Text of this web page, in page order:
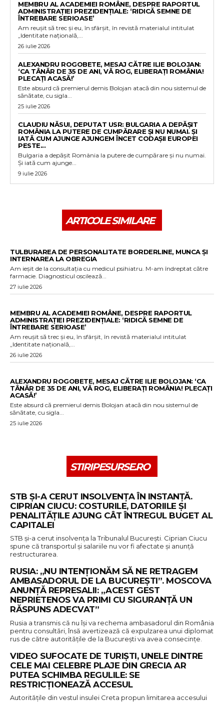
MEMBRU AL ACADEMIEI ROMÂNE, DESPRE RAPORTUL
ADMINISTRAȚIEI PREZIDENȚIALE: ‘RIDICĂ SEMNE DE
ÎNTREBARE SERIOASE’
Am reușit să trec și eu, în sfârșit, în revistă materialul intitulat
„Identitate națională,...
26 iulie 2026
ALEXANDRU ROGOBETE, MESAJ CĂTRE ILIE BOLOJAN:
‘CA TÂNĂR DE 35 DE ANI, VĂ ROG, ELIBERAȚI ROMÂNIA!
PLECAȚI ACASĂ!’
Este absurd că premierul demis Bolojan atacă din nou sistemul de
sănătate, cu sigla...
25 iulie 2026
CLAUDIU NĂSUI, DEPUTAT USR: BULGARIA A DEPĂȘIT
ROMÂNIA LA PUTERE DE CUMPĂRARE ȘI NU NUMAI. ȘI
IATĂ CUM AJUNGE AJUNGEM ÎNCET CODAȘII EUROPEI
PESTE...
Bulgaria a depășit România la putere de cumpărare și nu numai.
Și iată cum ajunge...
9 iulie 2026
ARTICOLE SIMILARE
TULBURAREA DE PERSONALITATE BORDERLINE, MUNCA ȘI
INTERNAREA LA OBREGIA
Am ieșit de la consultația cu medicul psihiatru. M-am îndreptat către
farmacie. Diagnosticul oscilează...
27 iulie 2026
MEMBRU AL ACADEMIEI ROMÂNE, DESPRE RAPORTUL
ADMINISTRAȚIEI PREZIDENȚIALE: ‘RIDICĂ SEMNE DE
ÎNTREBARE SERIOASE’
Am reușit să trec și eu, în sfârșit, în revistă materialul intitulat
„Identitate națională,...
26 iulie 2026
ALEXANDRU ROGOBETE, MESAJ CĂTRE ILIE BOLOJAN: ‘CA
TÂNĂR DE 35 DE ANI, VĂ ROG, ELIBERAȚI ROMÂNIA! PLECAȚI
ACASĂ!’
Este absurd că premierul demis Bolojan atacă din nou sistemul de
sănătate, cu sigla...
25 iulie 2026
STIRIPESURSE.RO
STB ȘI-A CERUT INSOLVENȚA ÎN INSTANȚĂ.
CIPRIAN CIUCU: COSTURILE, DATORIILE ȘI
PENALITĂȚILE AJUNG CÂT ÎNTREGUL BUGET AL
CAPITALEI
STB și-a cerut insolvența la Tribunalul București. Ciprian Ciucu
spune că transportul și salariile nu vor fi afectate și anunță
restructurarea.
RUSIA: „NU INTENȚIONĂM SĂ NE RETRAGEM
AMBASADORUL DE LA BUCUREȘTI”. MOSCOVA
ANUNȚĂ REPRESALII: „ACEST GEST
NEPRIETENOS VA PRIMI CU SIGURANŢĂ UN
RĂSPUNS ADECVAT”
Rusia a transmis că nu își va rechema ambasadorul din România
pentru consultări, însă avertizează că expulzarea unui diplomat
rus de către autoritățile de la București va avea consecințe.
VIDEO SUFOCATE DE TURIȘTI, UNELE DINTRE
CELE MAI CELEBRE PLAJE DIN GRECIA AR
PUTEA SCHIMBA REGULILE: SE
RESTRICȚIONEAZĂ ACCESUL
Autoritățile din vestul insulei Creta propun limitarea accesului